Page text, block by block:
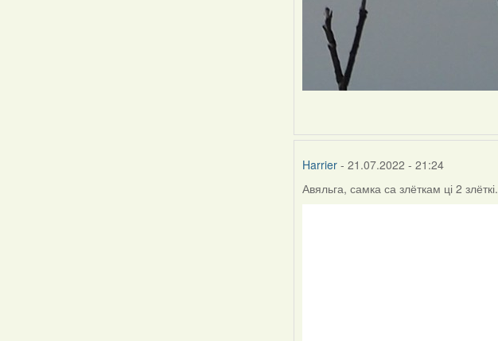
Harrier - 21.07.2022 - 21:24
Авяльга, самка са злёткам ці 2 злёткі.